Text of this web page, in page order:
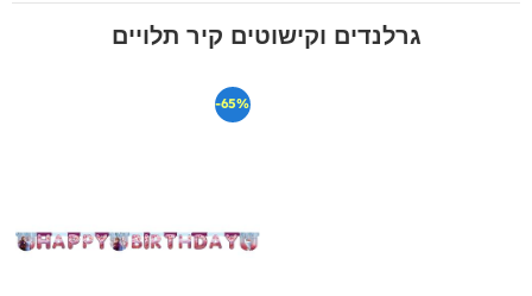
גרלנדים וקישוטים קיר תלויים
-65%